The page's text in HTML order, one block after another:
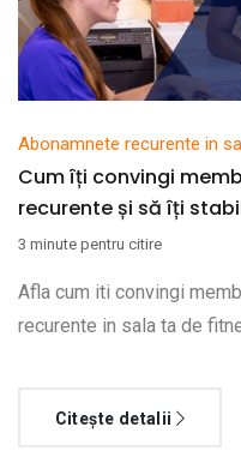
Abonamnete recurente in
Cum îți convingi
recurente și să îți
3 minute pentru citire
Afla cum iti convingi
recurente in sala ta de
Citește detalii